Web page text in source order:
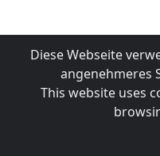
Diese Webseite
angenehmeres
This website uses